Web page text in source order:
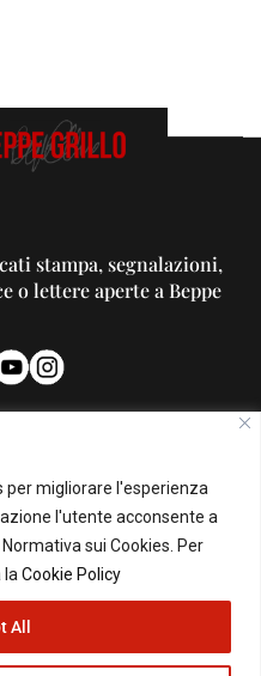
per migliorare l'esperienza
l'utente acconsente a
sui Cookies. Per
la Cookie Policy
All
stampa, segnalazioni,
o lettere aperte a Beppe
PUBBLICITA'
pubblicità su questo Blog:
pubblicita@beppegrillo.it
All Rights Reserved - Powered by